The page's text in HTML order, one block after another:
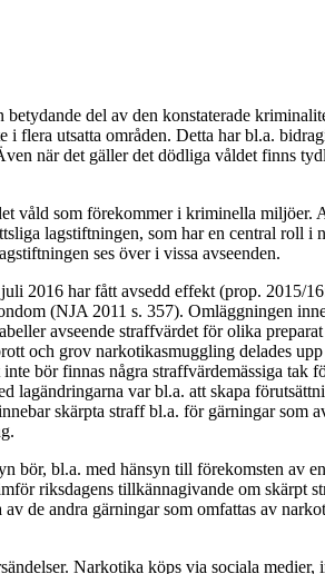
del av den konstaterade
flera utsatta områden. Detta har bl.a.
när det gäller det dödliga våldet finns
våld som förekommer i kriminella miljöer.
lagstiftningen, som har en central roll
ses över i vissa avseenden.
2016 har fått avsedd effekt (prop. 2015/
(NJA 2011 s. 357). Omläggningen
avseende straffvärdet för olika
och grov narkotikasmuggling delades
bör finnas några straffvärdemässiga tak
lagändringarna var bl.a. att skapa
skärpta straff bl.a. för gärningar som
bör, bl.a. med hänsyn till förekomsten av
riksdagens tillkännagivande om skärpt
de andra gärningar som omfattas av
Narkotika köps via sociala medier,